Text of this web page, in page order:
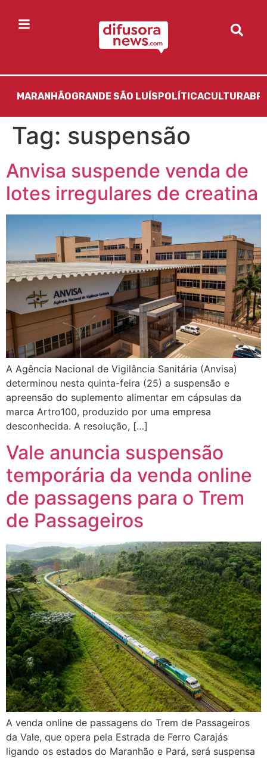
MARANHÃOGRANDE SÃO LUÍS POLÍTICACULTURA
Tag: suspensão
Anvisa suspende venda de
lotes irregulares de creatina
A Agência Nacional de Vigilância Sanitária (Anvisa)
determinou nesta quinta-feira (25) a suspensão e
apreensão do suplemento alimentar em cápsulas da
marca Artro100, produzido por uma empresa
desconhecida. A resolução, […]
Vale anuncia suspensão
temporária da venda online
de passagens para o Trem
de Passageiros
A venda online de passagens do Trem de Passageiros
da Vale, que opera pela Estrada de Ferro Carajás
ligando os estados do Maranhão e Pará, será suspensa